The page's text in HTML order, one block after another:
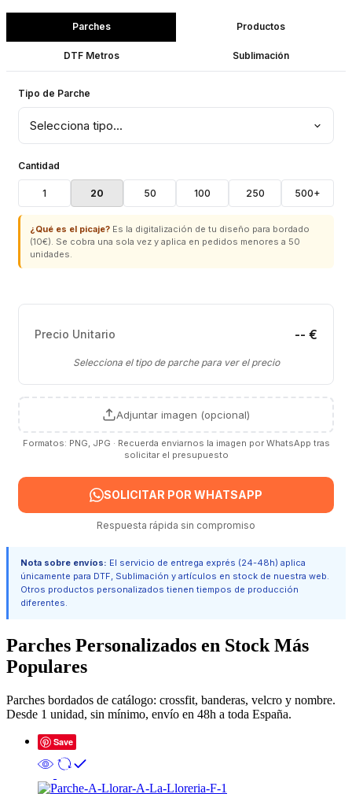
Parches Productos
DTF Metros Sublimación
Tipo de Parche
Cantidad
1 20 50 100 250 500+
¿Qué es el picaje? Es la digitalización de tu diseño para bordado
(10€). Se cobra una sola vez y aplica en pedidos menores a 50
unidades.
Precio Unitario -- €
Selecciona el tipo de parche para ver el precio
Adjuntar imagen (opcional)
Formatos: PNG, JPG · Recuerda enviarnos la imagen por WhatsApp tras
solicitar el presupuesto
SOLICITAR POR WHATSAPP
Respuesta rápida sin compromiso
Nota sobre envíos: El servicio de entrega exprés (24-48h) aplica
únicamente para DTF, Sublimación y artículos en stock de nuestra web.
Otros productos personalizados tienen tiempos de producción
diferentes.
Parches Personalizados en Stock Más
Populares
Parches bordados de catálogo: crossfit, banderas, velcro y nombre.
Desde 1 unidad, sin mínimo, envío en 48h a toda España.
Save